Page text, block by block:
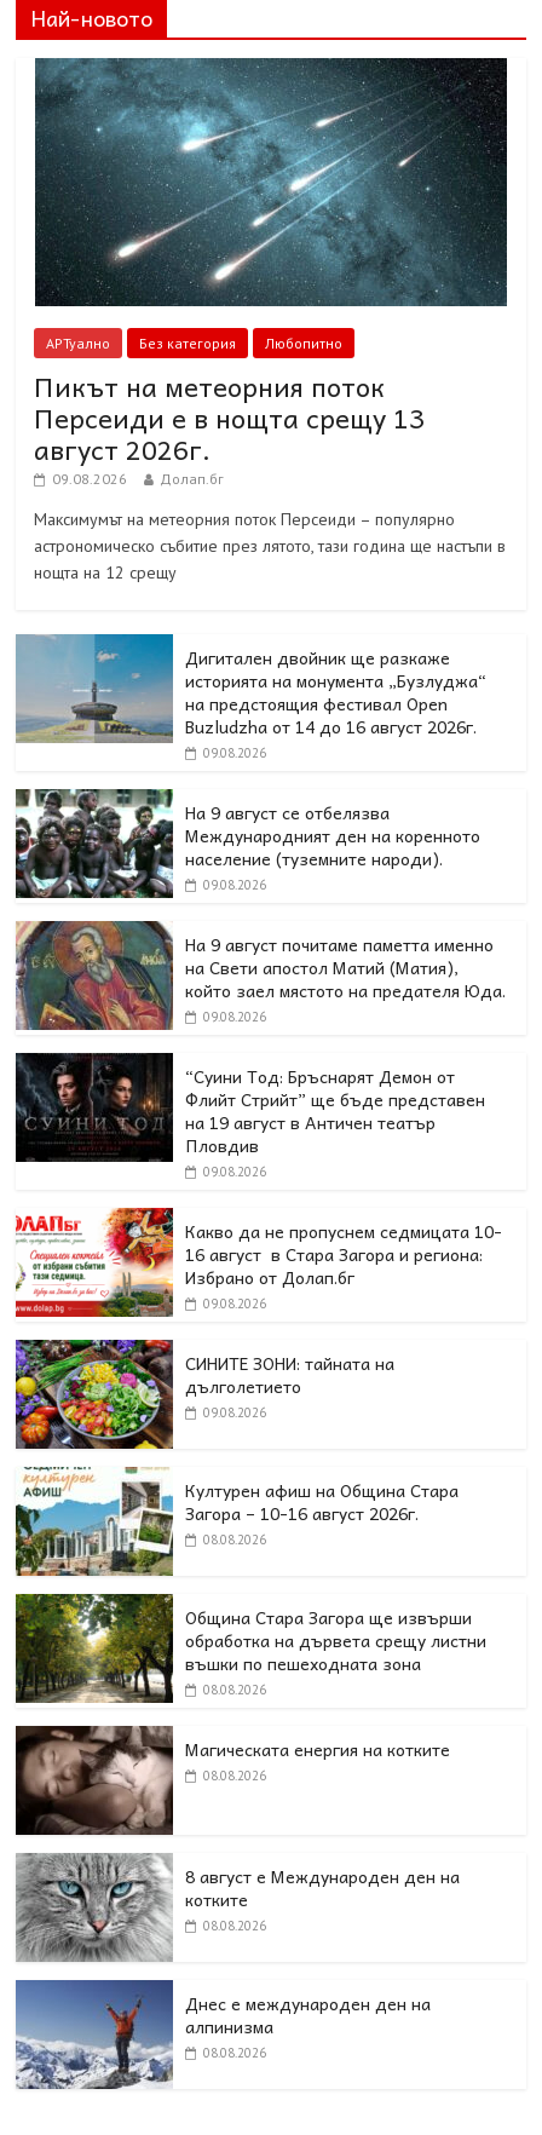
Най-новото
АРТуално Без категория Любопитно
Пикът на метеорния поток
Персеиди е в нощта срещу 13
август 2026г.
09.08.2026 Долап.бг
Максимумът на метеорния поток Персеиди – популярно
астрономическо събитие през лятото, тази година ще настъпи в
нощта на 12 срещу
Дигитален двойник ще разкаже
историята на монумента „Бузлуджа“
на предстоящия фестивал Open
Buzludzha от 14 до 16 август 2026г.
09.08.2026
На 9 август се отбелязва
Международният ден на коренното
население (туземните народи).
09.08.2026
На 9 август почитаме паметта именно
на Свети апостол Матий (Матия),
който заел мястото на предателя Юда.
09.08.2026
“Суини Тод: Бръснарят Демон от
Флийт Стрийт” ще бъде представен
на 19 август в Античен театър
Пловдив
09.08.2026
Какво да не пропуснем седмицата 10-
16 август в Стара Загора и региона:
Избрано от Долап.бг
09.08.2026
СИНИТЕ ЗОНИ: тайната на
дълголетието
09.08.2026
Културен афиш на Община Стара
Загора – 10-16 август 2026г.
08.08.2026
Община Стара Загора ще извърши
обработка на дървета срещу листни
въшки по пешеходната зона
08.08.2026
Магическата енергия на котките
08.08.2026
8 август е Международен ден на
котките
08.08.2026
Днес е международен ден на
алпинизма
08.08.2026